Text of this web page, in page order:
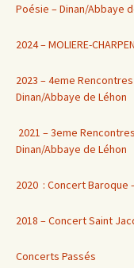
Poésie – Dinan/Abbaye
2024 – MOLIERE-
2023 – 4eme
Dinan/Abbaye de Léhon
2021 – 3eme
Dinan/Abbaye de Léhon
2020 : Concert Baroque
2018 – Concert Saint
Concerts Passés